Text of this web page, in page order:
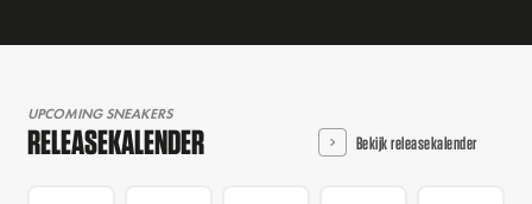
UPCOMING SNEAKERS
RELEASEKALENDER Bekijk releasekalender